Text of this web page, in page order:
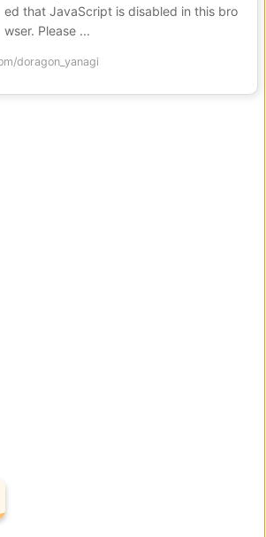
ed that JavaScript is disabled in this bro
wser. Please ...
doragon_yanagi